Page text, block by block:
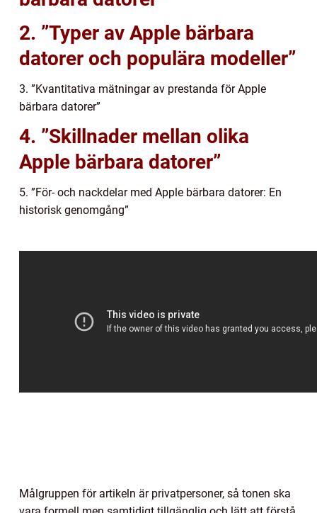
2. ”Typer av Apple bärbara
datorer och populära modeller”
3. ”Kvantitativa mätningar av prestanda för Apple
bärbara datorer”
4. ”Skillnader mellan olika
Apple bärbara datorer”
5. ”För- och nackdelar med Apple bärbara datorer: En
historisk genomgång”
Målgruppen för artikeln är privatpersoner, så tonen ska